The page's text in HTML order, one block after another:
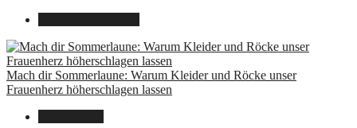
Mach dir Sommerlaune: Warum Kleider und Röcke unser
Frauenherz höherschlagen lassen